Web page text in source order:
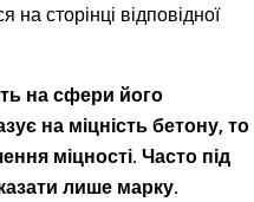
сторінці відповідної
на сфери його
на міцність бетону, то
міцності. Часто під
лише марку.